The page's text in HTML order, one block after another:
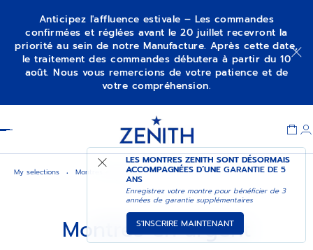
Anticipez l'affluence estivale – Les commandes
confirmées et réglées avant le 20 juillet recevront la
priorité au sein de notre Manufacture. Après cette date,
le traitement des commandes débutera à partir du 10
août. Nous vous remercions de votre patience et de
votre compréhension.
LES MONTRES ZENITH SONT DÉSORMAIS
ACCOMPAGNÉES D’UNEGARANTIE DE 5
ANS
Enregistrez votre montre pour bénéficier de 3
années de garantie supplémentaires
S'INSCRIRE MAINTENANT
My selections Montres en argent
Montres en argent